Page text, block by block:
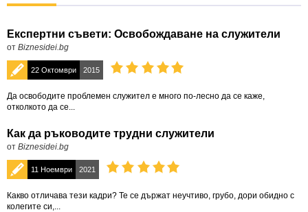
Експертни съвети: Освобождаване на служители
от Biznesidei.bg
22 Октомври 2015
Да освободите проблемен служител е много по-лесно да се каже,
отколкото да се...
Как да ръководите трудни служители
от Biznesidei.bg
11 Ноември 2021
Какво отличава тези кадри? Те се държат неучтиво, грубо, дори обидно с
колегите си,...